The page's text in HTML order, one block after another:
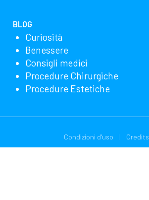
BLOG
Curiosità
Benessere
Consigli medici
Procedure Chirurgiche
Procedure Estetiche
Condizioni d'uso Credits